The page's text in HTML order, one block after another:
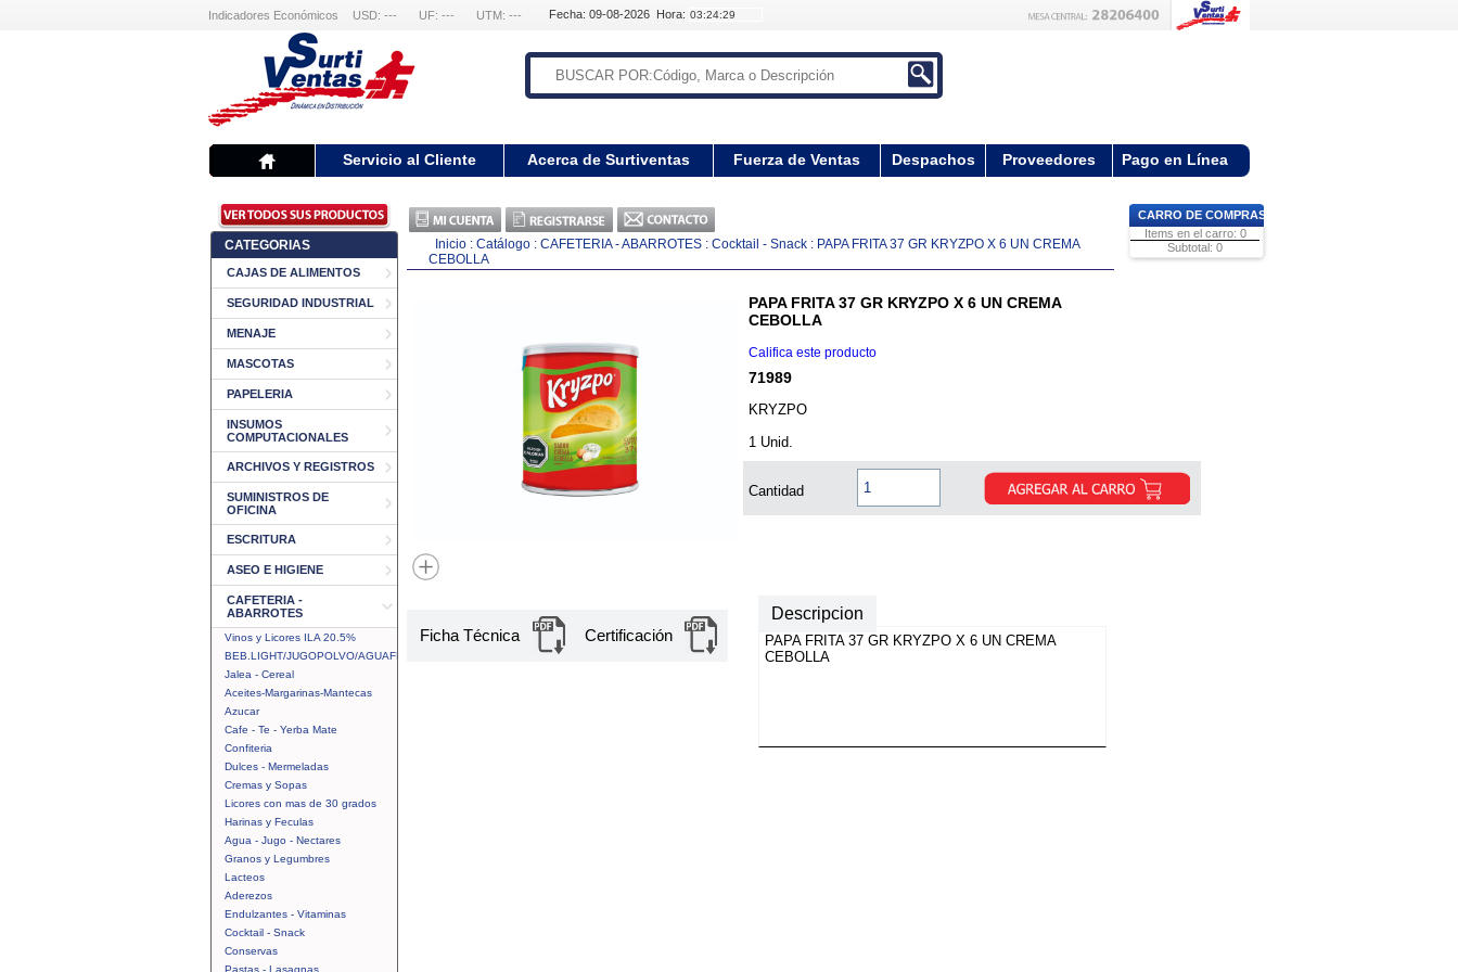
Indicadores Económicos USD: --- UF: --- UTM: --- Fecha: 09-08-2026 Hora:
Servicio al Cliente Acerca de Surtiventas Fuerza de Ventas Despachos Proveedores Pago en Línea
CATEGORIAS
CAJAS DE ALIMENTOS
SEGURIDAD INDUSTRIAL
MENAJE
MASCOTAS
PAPELERIA
INSUMOS
COMPUTACIONALES
ARCHIVOS Y REGISTROS
SUMINISTROS DE
OFICINA
ESCRITURA
ASEO E HIGIENE
CAFETERIA -
ABARROTES
Vinos y Licores ILA 20.5%
BEB.LIGHT/JUGOPOLVO/AGUAFRUTAL
Jalea - Cereal
Aceites-Margarinas-Mantecas
Azucar
Cafe - Te - Yerba Mate
Confiteria
Dulces - Mermeladas
Cremas y Sopas
Licores con mas de 30 grados
Harinas y Feculas
Agua - Jugo - Nectares
Granos y Legumbres
Lacteos
Aderezos
Endulzantes - Vitaminas
Cocktail - Snack
Conservas
Pastas - Lasagnas
Inicio : Catálogo : CAFETERIA - ABARROTES : Cocktail - Snack : PAPA FRITA 37 GR KRYZPO X 6 UN CREMA
CEBOLLA
PAPA FRITA 37 GR KRYZPO X 6 UN CREMA
CEBOLLA
Califica este producto
71989
KRYZPO
1 Unid.
Cantidad
Ficha Técnica Certificación
Descripcion
PAPA FRITA 37 GR KRYZPO X 6 UN CREMA
CEBOLLA
CARRO DE COMPRAS
Items en el carro: 0
Subtotal: 0